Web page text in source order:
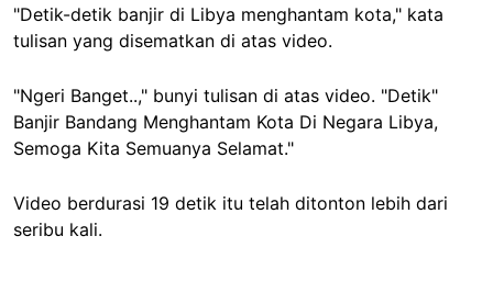
"Detik-detik banjir di Libya menghantam kota," kata
tulisan yang disematkan di atas video.
"Ngeri Banget..," bunyi tulisan di atas video. "Detik"
Banjir Bandang Menghantam Kota Di Negara Libya,
Semoga Kita Semuanya Selamat."
Video berdurasi 19 detik itu telah ditonton lebih dari
seribu kali.